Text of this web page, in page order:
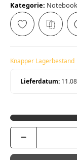
Kategorie:
Knapper Lagerbestand
Lieferdatum: